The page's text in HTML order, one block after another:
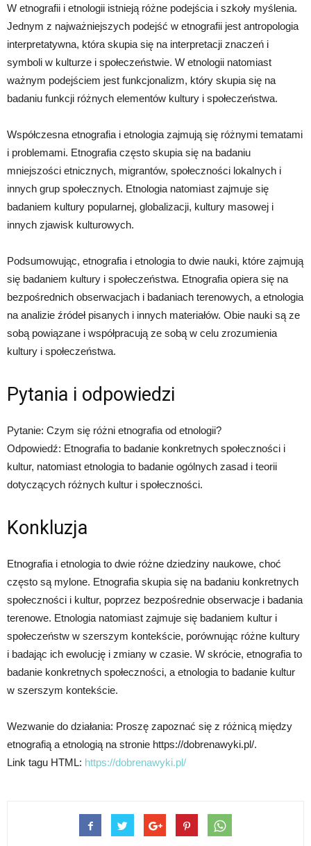
W etnografii i etnologii istnieją różne podejścia i szkoły myślenia.
Jednym z najważniejszych podejść w etnografii jest antropologia
interpretatywna, która skupia się na interpretacji znaczeń i
symboli w kulturze i społeczeństwie. W etnologii natomiast
ważnym podejściem jest funkcjonalizm, który skupia się na
badaniu funkcji różnych elementów kultury i społeczeństwa.
Współczesna etnografia i etnologia zajmują się różnymi tematami
i problemami. Etnografia często skupia się na badaniu
mniejszości etnicznych, migrantów, społeczności lokalnych i
innych grup społecznych. Etnologia natomiast zajmuje się
badaniem kultury popularnej, globalizacji, kultury masowej i
innych zjawisk kulturowych.
Podsumowując, etnografia i etnologia to dwie nauki, które zajmują
się badaniem kultury i społeczeństwa. Etnografia opiera się na
bezpośrednich obserwacjach i badaniach terenowych, a etnologia
na analizie źródeł pisanych i innych materiałów. Obie nauki są ze
sobą powiązane i współpracują ze sobą w celu zrozumienia
kultury i społeczeństwa.
Pytania i odpowiedzi
Pytanie: Czym się różni etnografia od etnologii?
Odpowiedź: Etnografia to badanie konkretnych społeczności i
kultur, natomiast etnologia to badanie ogólnych zasad i teorii
dotyczących różnych kultur i społeczności.
Konkluzja
Etnografia i etnologia to dwie różne dziedziny naukowe, choć
często są mylone. Etnografia skupia się na badaniu konkretnych
społeczności i kultur, poprzez bezpośrednie obserwacje i badania
terenowe. Etnologia natomiast zajmuje się badaniem kultur i
społeczeństw w szerszym kontekście, porównując różne kultury
i badając ich ewolucję i zmiany w czasie. W skrócie, etnografia to
badanie konkretnych społeczności, a etnologia to badanie kultur
w szerszym kontekście.
Wezwanie do działania: Proszę zapoznać się z różnicą między
etnografią a etnologią na stronie https://dobrenawyki.pl/.
Link tagu HTML: https://dobrenawyki.pl/